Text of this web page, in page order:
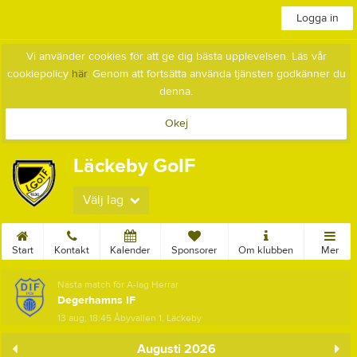
Logga in
Vi använder cookies för att ge dig bästa upplevelsen. Läs vår
cookiepolicy här. Genom att fortsätta använda tjänsten godkänner du
denna.
Okej
Läckeby GoIF
Välj lag
Start Kontakt Kalender Sponsorer Om klubben Mer
Nästa match för A-lag Herrar
Degerhamns IF
13 aug, 18:45Åbyvallen 1, Läckeby
Augusti 2026